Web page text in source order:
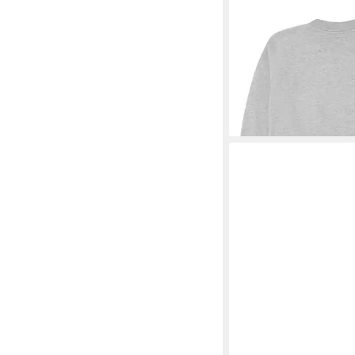
ABERCROMBIE KIDS
Gestickte Applikation
30,99 €
39,95 €
-22%